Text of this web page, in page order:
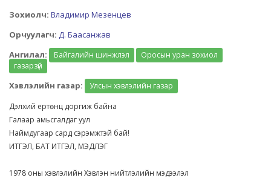
Зохиолч: Владимир Мезенцев
Орчуулагч: Д. Баасанжав
Ангилал:
Байгалийн шинжлэл
Оросын уран зохиол
газарзүй
Хэвлэлийн газар:
Улсын хэвлэлийн газар
Дэлхий ертөнц доргиж байна
Галаар амьсгалдаг уул
Наймдугаар сард сэрэмжтэй бай!
ИТГЭЛ, БАТ ИТГЭЛ, МЭДЛЭГ
1978 оны хэвлэлийн Хэвлэн нийтлэлийн мэдээлэл